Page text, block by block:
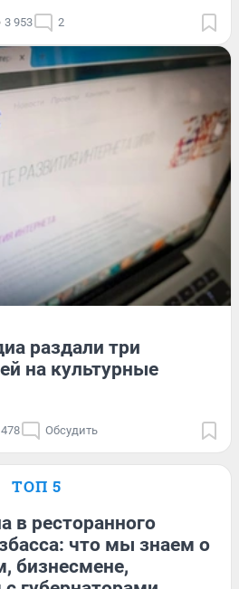
3 953 2
раздали три
на культурные
Обсудить
ТОП 5
в ресторанного
что мы знаем о
бизнесмене,